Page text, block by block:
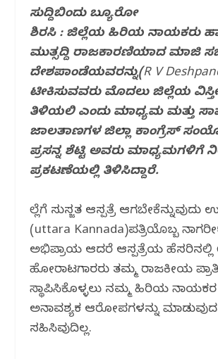
c
e
b
o
o
k
itt
e
r
at
s
A
p
p
e
g
ra
m
ar
e
ಸುದ್ದಿಬಿಂದು ಬ್ಯೂರೋ
ಶಿರಸಿ : ಜಿಲ್ಲೆಯ ಹಿರಿಯ ನಾಯಕರು
ಮುತ್ಸದ್ದಿ ರಾಜಕಾರಣಿಯಾದ ಮಾಜಿ
ದೇಶಪಾಂಡೆಯವರನ್ನು(R V
ಟೀಕಿಸುವವರು ಮೊದಲು ಜಿಲ್ಲೆಯ
ತಿಳಿಯಲಿ ಎಂದು ಮಾಧ್ಯಮ ಮತ್ತು
ಜಾಲತಾಣಗಳ ಜಿಲ್ಲಾ ಕಾಂಗ್ರೆಸ್
ಪ್ರಸನ್ನ ಶೆಟ್ಟಿ ಅವರು ಮಾಧ್ಯಮಗಳಿಗೆ
ಪ್ರಕಟಣೆಯಲ್ಲಿ ತಿಳಿಸಿದ್ದಾರೆ.
ಜಿಲ್ಲೆಗೆ ಸುಸಜ್ಜಿತ ಆಸ್ಪತ್ರೆ ಆಗಬೇಕೆನ್ನುವುದು
(uttara Kannada)ಪತ್ರಿಯೊಬ್ಬ
ಅಭಿಪ್ರಾಯ ಆದರೆ ಆಸ್ಪತ್ರೆಯ ಹೆಸರಿನಲ್ಲಿ
ಹೋರಾಟಗಾರರು ತಮ್ಮ ರಾಜಕೀಯ
ಸ್ಥಾಪಿಸಿಕೊಳ್ಳಲು ನಮ್ಮ ಹಿರಿಯ ನಾಯಕರ
ಅನಾವಶ್ಯಕ ಆರೋಪಗಳನ್ನು
ಸಹಿಸಿವುದಿಲ್ಲ.